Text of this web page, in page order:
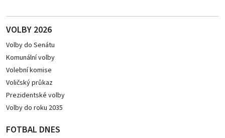
VOLBY 2026
Volby do Senátu
Komunální volby
Volební komise
Voličský průkaz
Prezidentské volby
Volby do roku 2035
FOTBAL DNES